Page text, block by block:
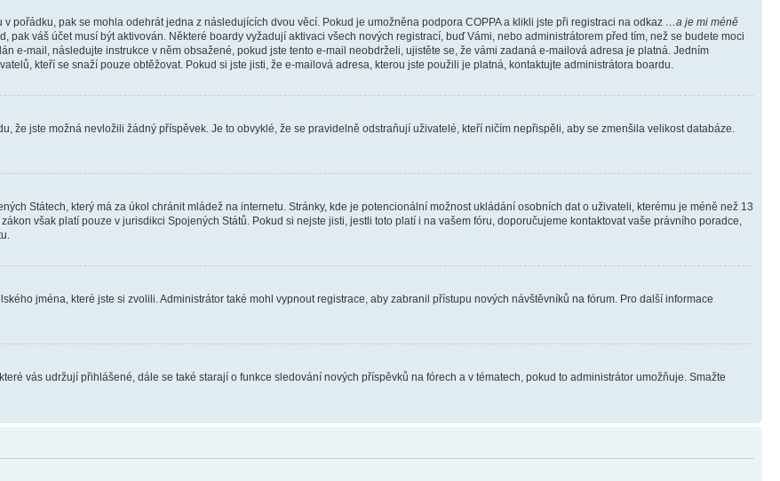
pořádku, pak se mohla odehrát jedna z následujících dvou věcí. Pokud je umožněna podpora COPPA a klikli jste při registraci na odkaz …a je mi méně
pak váš účet musí být aktivován. Některé boardy vyžadují aktivaci všech nových registrací, buď Vámi, nebo administrátorem před tím, než se budete moci
e-mail, následujte instrukce v něm obsažené, pokud jste tento e-mail neobdrželi, ujistěte se, že vámi zadaná e-mailová adresa je platná. Jedním
kteří se snaží pouze obtěžovat. Pokud si jste jisti, že e-mailová adresa, kterou jste použili je platná, kontaktujte administrátora boardu.
že jste možná nevložili žádný příspěvek. Je to obvyklé, že se pravidelně odstraňují uživatelé, kteří ničím nepřispěli, aby se zmenšila velikost databáze.
Státech, který má za úkol chránit mládež na internetu. Stránky, kde je potencionální možnost ukládání osobních dat o uživateli, kterému je méně než 13
však platí pouze v jurisdikci Spojených Států. Pokud si nejste jisti, jestli toto platí i na vašem fóru, doporučujeme kontaktovat vaše právního poradce,
jména, které jste si zvolili. Administrátor také mohl vypnout registrace, aby zabranil přístupu nových návštěvníků na fórum. Pro další informace
vás udržují přihlášené, dále se také starají o funkce sledování nových příspěvků na fórech a v tématech, pokud to administrátor umožňuje. Smažte